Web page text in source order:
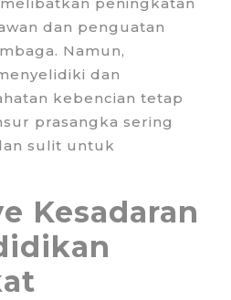
dan penguatan
Namun,
dan
kebencian tetap
prasangka sering
sulit untuk
Kesadaran